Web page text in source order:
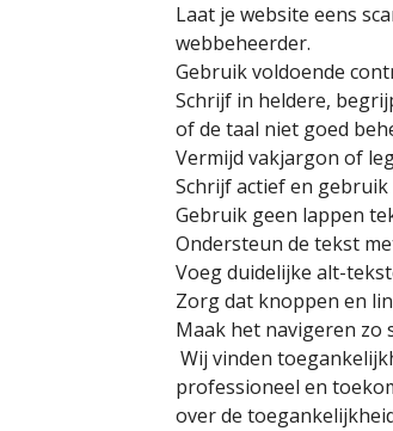
Laat je website eens
webbeheerder.
Gebruik voldoende
Schrijf in heldere,
of de taal niet goed
Vermijd vakjargon of
Schrijf actief en
Gebruik geen lappen
Ondersteun de tekst
Voeg duidelijke alt-
Zorg dat knoppen en
Maak het navigeren zo
Wij vinden
professioneel en
over de